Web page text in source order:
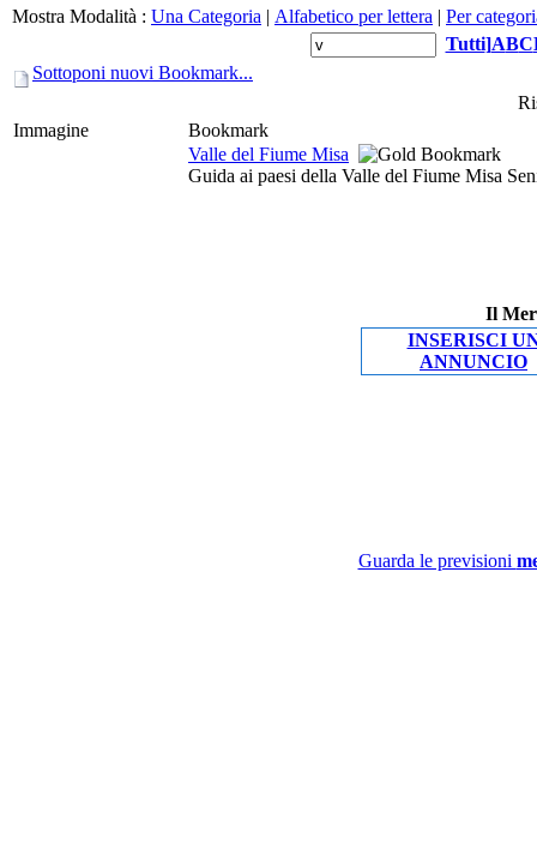
Mostra Modalità : Una Categoria | Alfabetico per lettera | Per
Tutti]ABC
Sottoponi nuovi Bookmark...
Immagine
Bookmark
Valle del Fiume Misa
Guida ai paesi della Valle del Fiume Misa
Il
INSERISCI
ANNUNCIO
Guarda le previsioni